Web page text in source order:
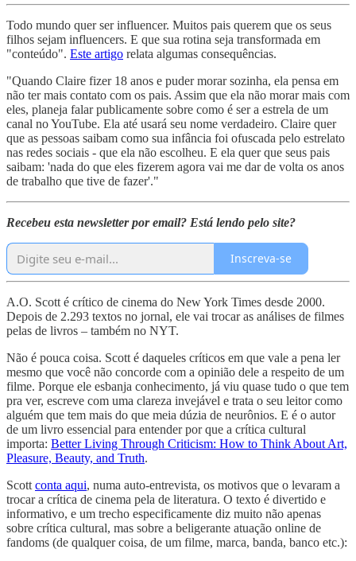
Todo mundo quer ser influencer. Muitos pais querem que os seus
filhos sejam influencers. E que sua rotina seja transformada em
"conteúdo". Este artigo relata algumas consequências.
"Quando Claire fizer 18 anos e puder morar sozinha, ela pensa em
não ter mais contato com os pais. Assim que ela não morar mais com
eles, planeja falar publicamente sobre como é ser a estrela de um
canal no YouTube. Ela até usará seu nome verdadeiro. Claire quer
que as pessoas saibam como sua infância foi ofuscada pelo estrelato
nas redes sociais - que ela não escolheu. E ela quer que seus pais
saibam: 'nada do que eles fizerem agora vai me dar de volta os anos
de trabalho que tive de fazer'."
Recebeu esta newsletter por email? Está lendo pelo site?
Inscreva-se
A.O. Scott é crítico de cinema do New York Times desde 2000.
Depois de 2.293 textos no jornal, ele vai trocar as análises de filmes
pelas de livros – também no NYT.
Não é pouca coisa. Scott é daqueles críticos em que vale a pena ler
mesmo que você não concorde com a opinião dele a respeito de um
filme. Porque ele esbanja conhecimento, já viu quase tudo o que tem
pra ver, escreve com uma clareza invejável e trata o seu leitor como
alguém que tem mais do que meia dúzia de neurônios. E é o autor
de um livro essencial para entender por que a crítica cultural
importa: Better Living Through Criticism: How to Think About Art,
Pleasure, Beauty, and Truth.
Scott conta aqui, numa auto-entrevista, os motivos que o levaram a
trocar a crítica de cinema pela de literatura. O texto é divertido e
informativo, e um trecho especificamente diz muito não apenas
sobre crítica cultural, mas sobre a beligerante atuação online de
fandoms (de qualquer coisa, de um filme, marca, banda, banco etc.):